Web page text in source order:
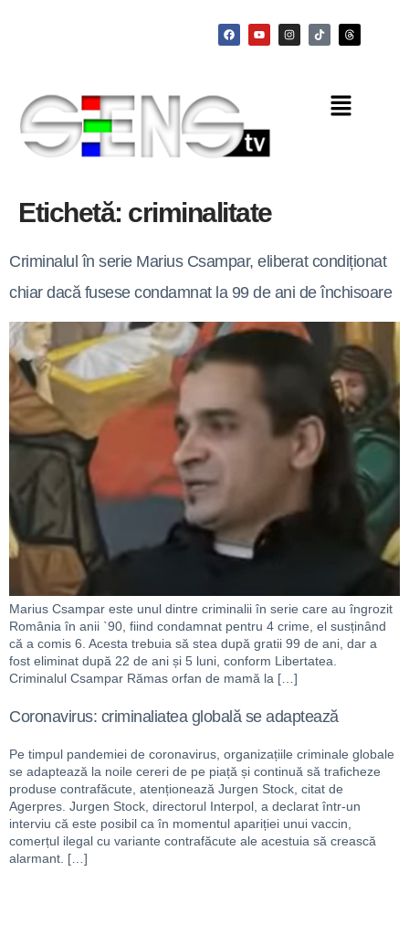
Etichetă: criminalitate
Criminalul în serie Marius Csampar, eliberat condiționat
chiar dacă fusese condamnat la 99 de ani de închisoare
Marius Csampar este unul dintre criminalii în serie care au îngrozit
România în anii `90, fiind condamnat pentru 4 crime, el susținând
că a comis 6. Acesta trebuia să stea după gratii 99 de ani, dar a
fost eliminat după 22 de ani și 5 luni, conform Libertatea.
Criminalul Csampar Rămas orfan de mamă la […]
Coronavirus: criminaliatea globală se adaptează
Pe timpul pandemiei de coronavirus, organizațiile criminale globale
se adaptează la noile cereri de pe piață și continuă să traficheze
produse contrafăcute, atenționează Jurgen Stock, citat de
Agerpres. Jurgen Stock, directorul Interpol, a declarat într-un
interviu că este posibil ca în momentul apariției unui vaccin,
comerțul ilegal cu variante contrafăcute ale acestuia să crească
alarmant. […]